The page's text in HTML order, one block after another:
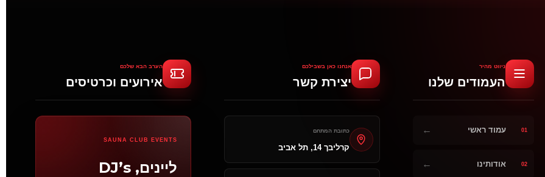
ניווט מהיר
העמודים שלנו
01 עמוד ראשי ←
02 אודותינו ←
אנחנו כאן בשבילכם
יצירת קשר
כתובת המתחם
קרליבך 14, תל אביב
הערב הבא שלכם
אירועים וכרטיסים
SAUNA CLUB EVENTS
ליינים, DJ’s